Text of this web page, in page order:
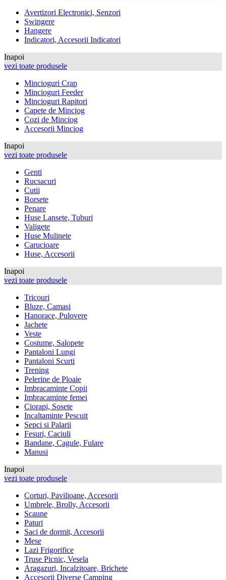
Avertizori Electronici, Senzori
Swingere
Hangere
Indicatori, Accesorii Indicatori
Inapoi
vezi toate produsele
Mincioguri Crap
Mincioguri Feeder
Mincioguri Rapitori
Capete de Minciog
Cozi de Minciog
Accesorii Minciog
Inapoi
vezi toate produsele
Genti
Rucsacuri
Cutii
Borsete
Penare
Huse Lansete, Tuburi
Valigete
Huse Mulinete
Carucioare
Huse, Accesorii
Inapoi
vezi toate produsele
Tricouri
Bluze, Camasi
Hanorace, Pulovere
Jachete
Veste
Costume, Salopete
Pantaloni Lungi
Pantaloni Scurti
Trening
Pelerine de Ploaie
Imbracaminte Copii
Imbracaminte femei
Ciorapi, Sosete
Incaltaminte Pescuit
Sepci si Palarii
Fesuri, Caciuli
Bandane, Cagule, Fulare
Manusi
Inapoi
vezi toate produsele
Corturi, Pavilioane, Accesorii
Umbrele, Brolly, Accesorii
Scaune
Paturi
Saci de dormit, Accesorii
Mese
Lazi Frigorifice
Truse Picnic, Vesela
Aragazuri, Incalzitoare, Brichete
Accesorii Diverse Camping